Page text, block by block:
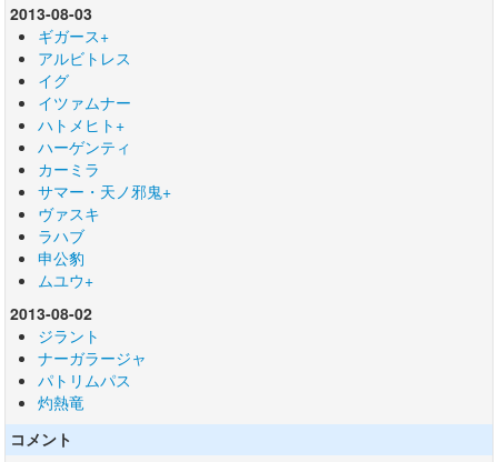
2013-08-03
ギガース+
アルビトレス
イグ
イツァムナー
ハトメヒト+
ハーゲンティ
カーミラ
サマー・天ノ邪鬼+
ヴァスキ
ラハブ
申公豹
ムユウ+
2013-08-02
ジラント
ナーガラージャ
パトリムパス
灼熱竜
コメント